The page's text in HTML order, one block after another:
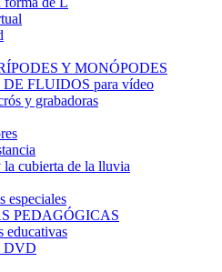
Y MONÓPODES
FLUIDOS para vídeo
y grabadoras
cubierta de la lluvia
especiales
PEDAGÓGICAS
educativas
DVD